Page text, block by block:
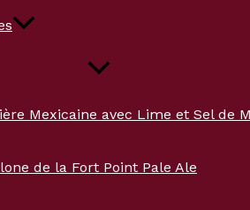
Mexicaine avec Lime et Sel de
de la Fort Point Pale Ale